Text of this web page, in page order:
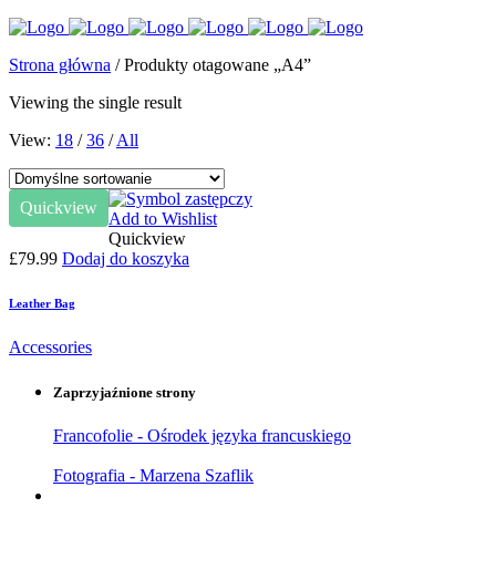
Strona główna / Produkty otagowane „A4”
Viewing the single result
View: 18 /36 /All
Quickview
Add to Wishlist
Quickview
£79.99 Dodaj do koszyka
Leather Bag
Accessories
Zaprzyjaźnione strony
Francofolie - Ośrodek języka francuskiego
Fotografia - Marzena Szaflik